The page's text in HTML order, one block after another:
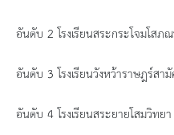
สรุปผลการดำเนินง
ประกาศผู้ชนะการเสน
ประกาศราคากลาง
อันดับ 2 โรงเรียนสระกระโจมโสภ
อันดับ 3 โรงเรียนวังหว้าราษฎร์สา
อันดับ 4 โรงเรียนสระยายโสมวิทยา